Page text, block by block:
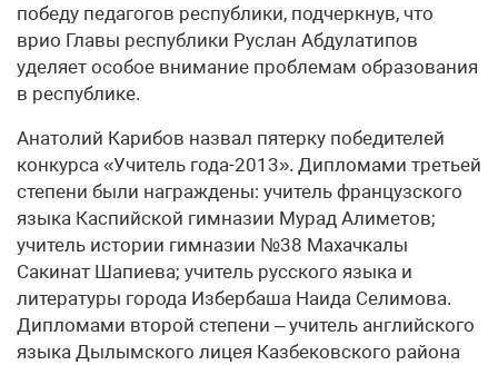
победу педагогов республики, подчеркнув, что
врио Главы республики Руслан Абдулатипов
уделяет особое внимание проблемам образования
в республике.
Анатолий Карибов назвал пятерку победителей
конкурса «Учитель года-2013». Дипломами третьей
степени были награждены: учитель французского
языка Каспийской гимназии Мурад Алиметов;
учитель истории гимназии №38 Махачкалы
Сакинат Шапиева; учитель русского языка и
литературы города Избербаша Наида Селимова.
Дипломами второй степени – учитель английского
языка Дылымского лицея Казбековского района